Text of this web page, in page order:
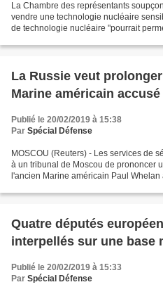
La Chambre des représentants
vendre une technologie nucléaire
de technologie nucléaire "pourrait
La Russie veut
Marine américain
Publié le 20/02/2019 à 15:38
Par Spécial Défense
MOSCOU (Reuters) - Les services de
à un tribunal de Moscou de prononcer
l'ancien Marine américain Paul Whelan
Quatre députés
interpellés sur une base
Publié le 20/02/2019 à 15:33
Par Spécial Défense